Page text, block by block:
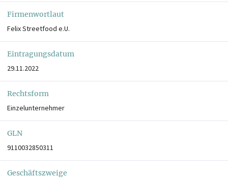
Firmenwortlaut
Felix Streetfood e.U.
Eintragungsdatum
29.11.2022
Rechtsform
Einzelunternehmer
GLN
9110032850311
Geschäftszweige